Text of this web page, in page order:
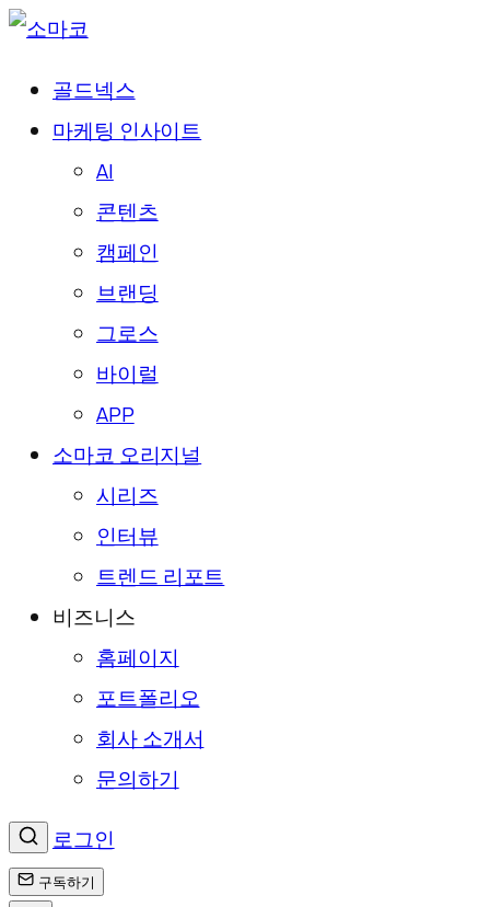
골드넥스
마케팅 인사이트
AI
콘텐츠
캠페인
브랜딩
그로스
바이럴
APP
소마코 오리지널
시리즈
인터뷰
트렌드 리포트
비즈니스
홈페이지
포트폴리오
회사 소개서
문의하기
로그인
구독하기